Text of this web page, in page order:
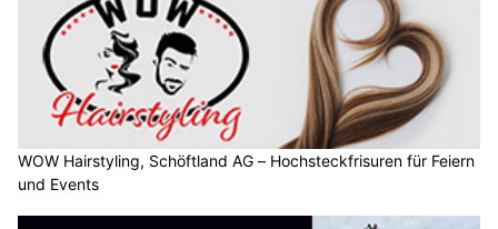
WOW Hairstyling, Schöftland AG – Hochsteckfrisuren für Feiern
und Events